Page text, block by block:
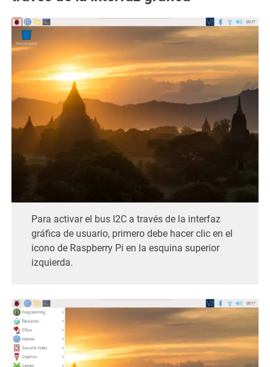
Para activar el bus I2C a través de la interfaz
gráfica de usuario, primero debe hacer clic en el
icono de Raspberry Pi en la esquina superior
izquierda.